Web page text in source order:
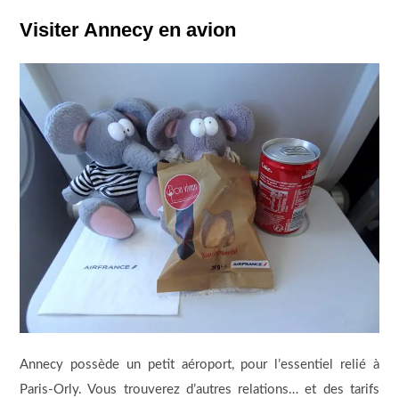
Visiter Annecy en avion
Annecy possède un petit aéroport, pour l’essentiel relié à
Paris-Orly. Vous trouverez d’autres relations… et des tarifs